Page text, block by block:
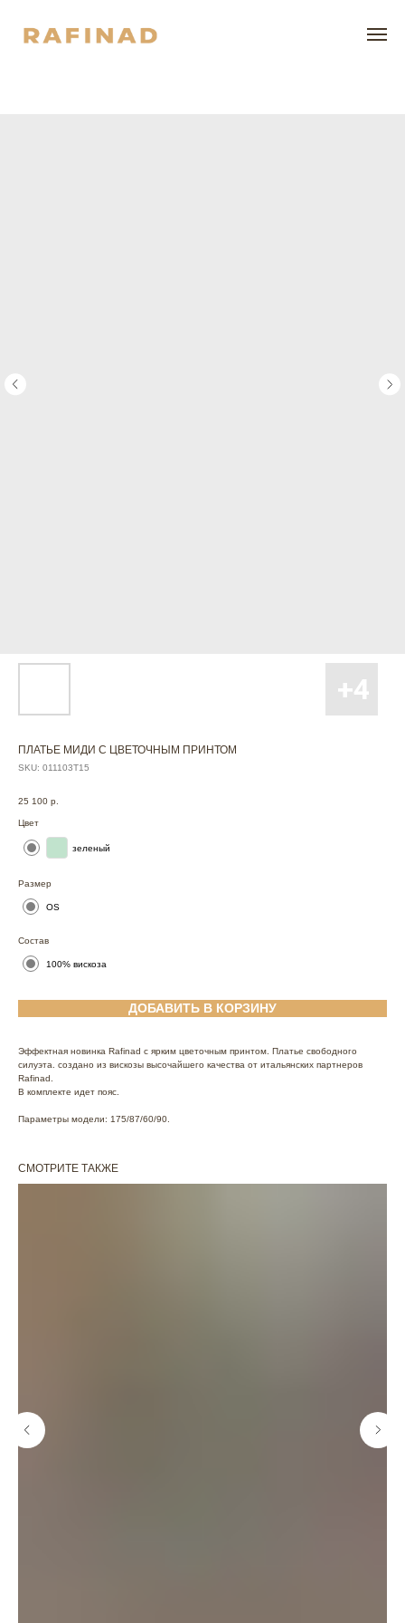
ПЛАТЬЕ МИДИ С ЦВЕТОЧНЫМ ПРИНТОМ
SKU: 011103T15
25 100 р.
Цвет
зеленый
Размер
OS
Состав
100% вискоза
ДОБАВИТЬ В КОРЗИНУ
Эффектная новинка Rafinad с ярким цветочным принтом. Платье свободного
силуэта. создано из вискозы высочайшего качества от итальянских партнеров
Rafinad.
В комплекте идет пояс.
Параметры модели: 175/87/60/90.
СМОТРИТЕ ТАКЖЕ